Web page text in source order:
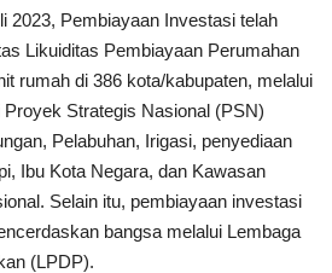
2023, Pembiayaan Investasi telah
Likuiditas Pembiayaan Perumahan
rumah di 386 kota/kabupaten, melalui
Strategis Nasional (PSN)
Pelabuhan​, Irigasi, penyediaan
Ibu Kota Negara, dan Kawasan
Selain itu, pembiayaan investasi
bangsa melalui Lembaga
(LPDP).